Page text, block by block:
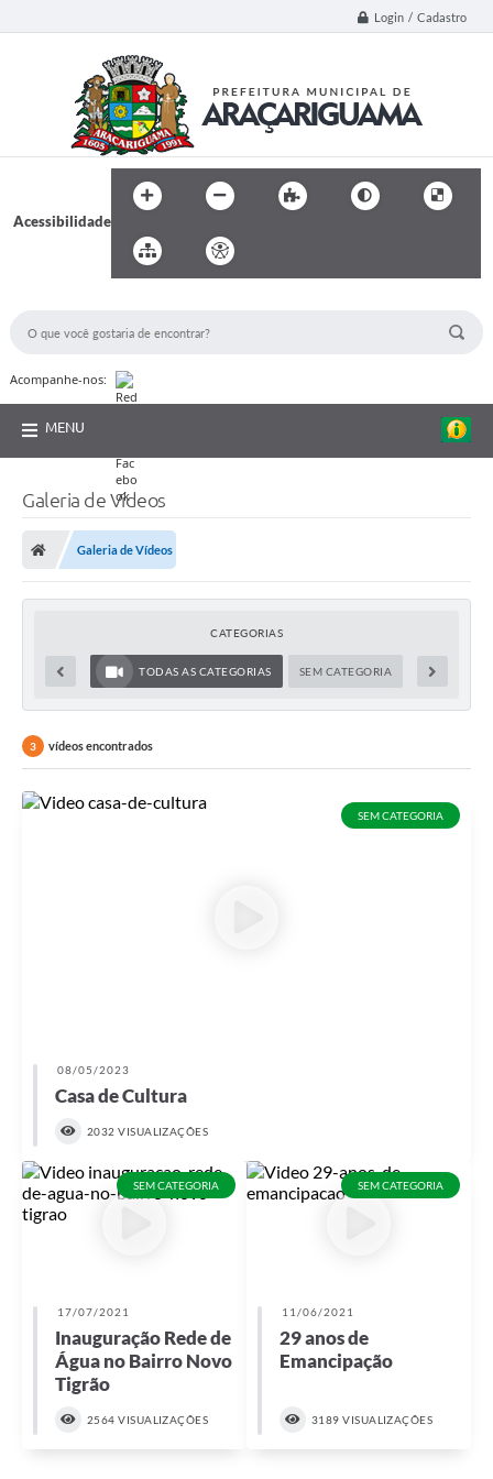
Login / Cadastro
Acessibilidade
Acompanhe-nos:
MENU
Galeria de Vídeos
Galeria de Vídeos
CATEGORIAS
TODAS AS CATEGORIAS SEM CATEGORIA
3 vídeos encontrados
SEM CATEGORIA
08/05/2023
Casa de Cultura
2032 VISUALIZAÇÕES
SEM CATEGORIA
17/07/2021
Inauguração Rede de
Água no Bairro Novo
Tigrão
2564 VISUALIZAÇÕES
SEM CATEGORIA
11/06/2021
29 anos de
Emancipação
3189 VISUALIZAÇÕES